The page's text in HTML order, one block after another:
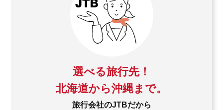
選べる旅行先！
北海道から沖縄まで。
旅行会社のJTBだから